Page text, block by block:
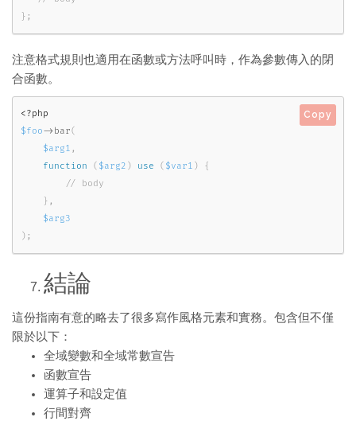
} ;
注意格式規則也適用在函數或方法呼叫時，作為參數傳入的閉
合函數。
<?php
$foo-> bar(
$arg1 ,
function
( $arg2 ) use ( $var1 )
{
} ,
$arg3
) ;
Copy
結論
這份指南有意的略去了很多寫作風格元素和實務。包含但不僅
限於以下：
全域變數和全域常數宣告
函數宣告
運算子和設定值
行間對齊